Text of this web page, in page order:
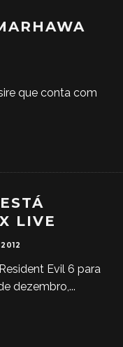
que conta com
LIVE
Evil 6 para
dezembro,...